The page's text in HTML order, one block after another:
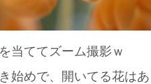
当ててズーム撮影ｗ
始めで、開いてる花は